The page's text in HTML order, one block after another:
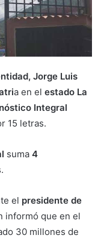
Jorge Luis
a en el estado La
Integral
15 letras.
suma 4
el presidente de
informó que en el
30 millones de